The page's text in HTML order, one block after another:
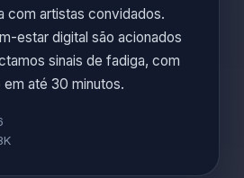
com artistas convidados.
estar digital são acionados
sinais de fadiga, com
até 30 minutos.